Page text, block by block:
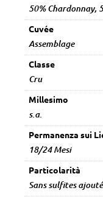
50% Chardonnay,
Cuvée
Assemblage
Classe
Cru
Millesimo
s.a.
Permanenza sui
18/24 Mesi
Particolarità
Sans sulfites